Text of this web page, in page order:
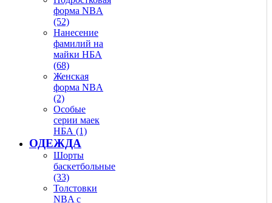
форма NBA
(52)
Нанесение
фамилий на
майки НБА
(68)
Женская
форма NBA
(2)
Особые
серии маек
НБА (1)
ОДЕЖДА
Шорты
баскетбольные
(33)
Толстовки
NBA с